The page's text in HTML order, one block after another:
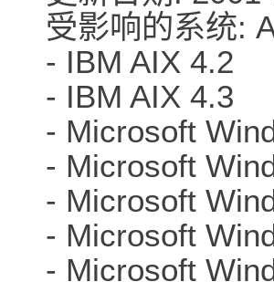
受影响的系统:
- IBM AIX 4.2
- IBM AIX 4.3
- Microsoft
- Microsoft
- Microsoft
- Microsoft
- Microsoft